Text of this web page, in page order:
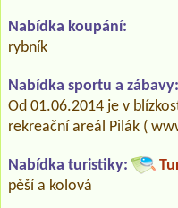
Nabídka koupání:
rybník
Nabídka sportu a zábavy:
Od 01.06.2014 je v
rekreační areál Pilák (
Nabídka turistiky:
pěší a kolová